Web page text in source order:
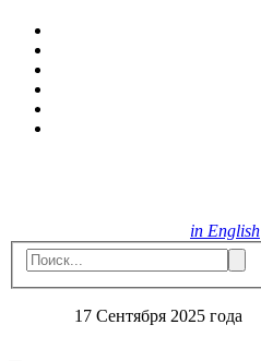
in English
17 Сентября 2025 года